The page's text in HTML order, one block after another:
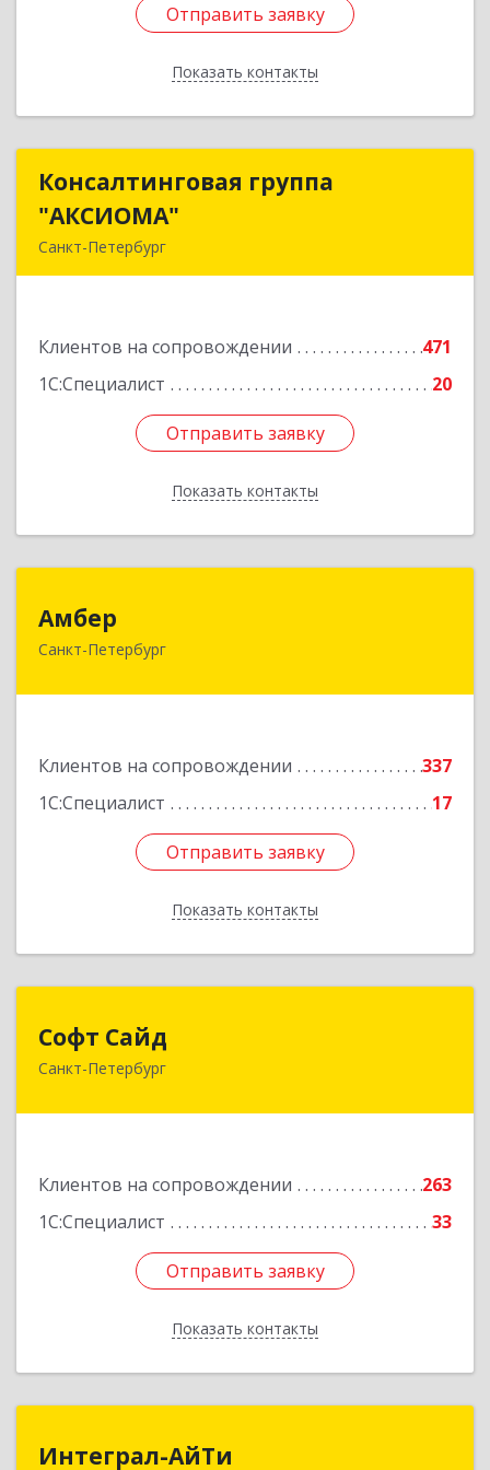
Отправить заявку
Показать контакты
Отправить заявку
Назад
Консалтинговая группа
"АКСИОМА"
Санкт-Петербург
Клиентов на сопровождении
471
1С:Специалист
20
Отправить заявку
Показать контакты
Консалтинговая группа
Подробнее
Отправить заявку
Назад
Амбер
Санкт-Петербург
Клиентов на сопровождении
337
1С:Специалист
17
Отправить заявку
Показать контакты
191119, Санкт-Петербург г, Правды ул, дом №
Отправить заявку
Назад
Софт Сайд
Санкт-Петербург
Клиентов на сопровождении
263
1С:Специалист
33
Отправить заявку
Показать контакты
190020, Санкт-Петербург г, Рижский пр, дом №
Отправить заявку
Назад
Интеграл-АйТи